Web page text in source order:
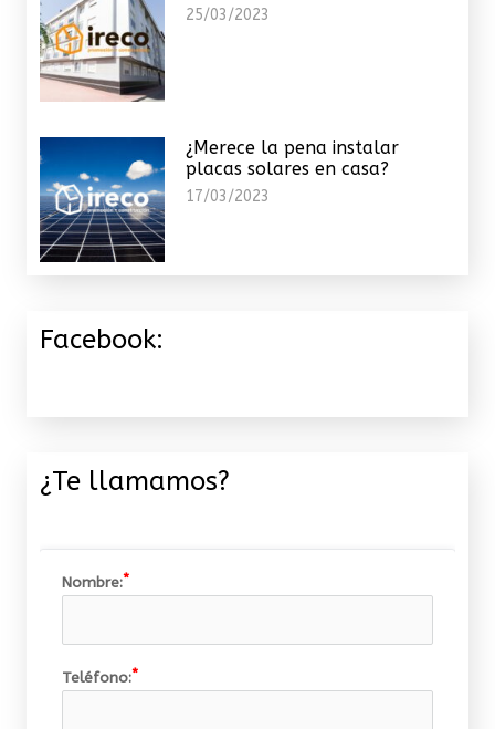
25/03/2023
¿Merece la pena instalar
placas solares en casa?
17/03/2023
Facebook:
¿Te llamamos?
Nombre:
Teléfono: